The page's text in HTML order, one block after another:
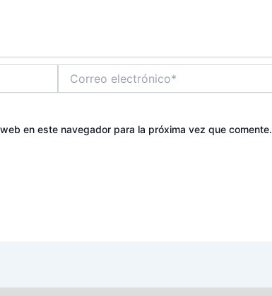
electrónico*
en este navegador para la próxima vez que comente.